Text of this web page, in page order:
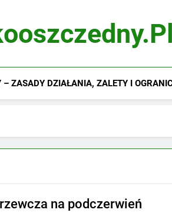
ZASADY DZIAŁANIA, ZALETY I
na podczerwień